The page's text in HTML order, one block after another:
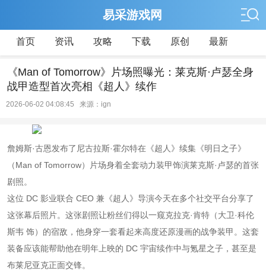
易采游戏网
首页 资讯 攻略 下载 原创 最新
《Man of Tomorrow》片场照曝光：莱克斯·卢瑟全身
战甲造型首次亮相《超人》续作
2026-06-02 04:08:45 来源：ign
詹姆斯·古恩发布了尼古拉斯·霍尔特在《超人》续集《明日之子》
（Man of Tomorrow）片场身着全套动力装甲饰演莱克斯·卢瑟的首张
剧照。
这位 DC 影业联合 CEO 兼《超人》导演今天在多个社交平台分享了
这张幕后照片。这张剧照让粉丝们得以一窥克拉克·肯特（大卫·科伦
斯韦 饰）的宿敌，他身穿一套看起来高度还原漫画的战争装甲。这套
装备应该能帮助他在明年上映的 DC 宇宙续作中与氪星之子，甚至是
布莱尼亚克正面交锋。